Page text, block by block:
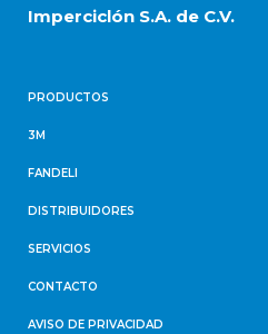
Imperciclón S.A. de C.V.
PRODUCTOS
3M
FANDELI
DISTRIBUIDORES
SERVICIOS
CONTACTO
AVISO DE PRIVACIDAD